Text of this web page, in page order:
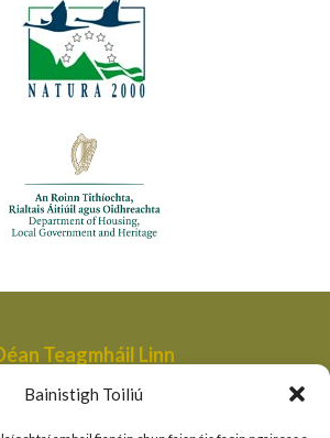
Bainistigh Toiliú
Teagmháil Linn
Bainistithe na dTailte Móna,
Rialtais Áitiúil agus Oidhreachta,
Bóthair an Bhaile Nua,